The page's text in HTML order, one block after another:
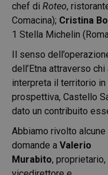
chef di Roteo,
Comacina); Cristina
1 Stella Michelin
Il senso
dell’Etna attraverso
interpreta il territorio
prospettiva, Castello
dato un contribuito
Abbiamo rivolto alcune
domande a Valerio
Murabito, proprietario,